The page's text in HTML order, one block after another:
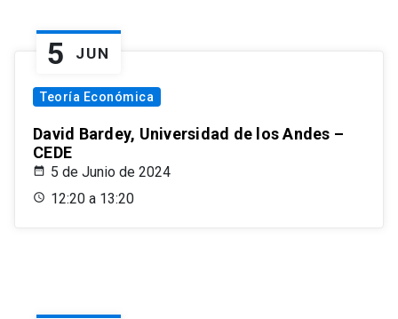
5 JUN
Teoría Económica
David Bardey, Universidad de los Andes –
CEDE
5 de Junio de 2024
12:20 a 13:20